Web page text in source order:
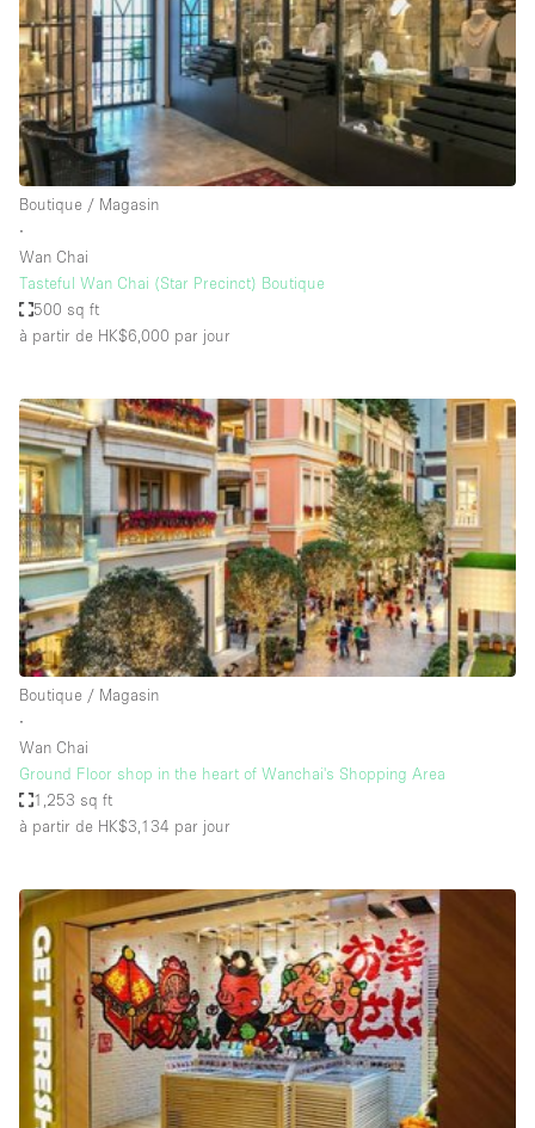
Séance de
photo
Conférence Réunion Bureaux
Local
Commercial
Partagé
Type de l'espace
Atelier
Autre
Boutique / Magasin
Boutique en Partage
Bureaux
Camion / Fourgon
Commerce
Container
Entrepôt / Espace Stockage / Box
Espace Atypique / Unique
Espace Publicitaire
Espace Événementiel
Kiosque / Stand / Corner
Lobby / Accueil
Maison / Villa / Hôtel Particulier
Restaurant / Bar / Café
Rooftop
Boutique / Magasin
∙
Wan Chai
Tasteful Wan Chai (Star Precinct) Boutique
500 sq ft
à partir de HK$6,000 par jour
Boutique / Magasin
∙
Wan Chai
Ground Floor shop in the heart of Wanchai's Shopping Area
1,253 sq ft
à partir de HK$3,134 par jour